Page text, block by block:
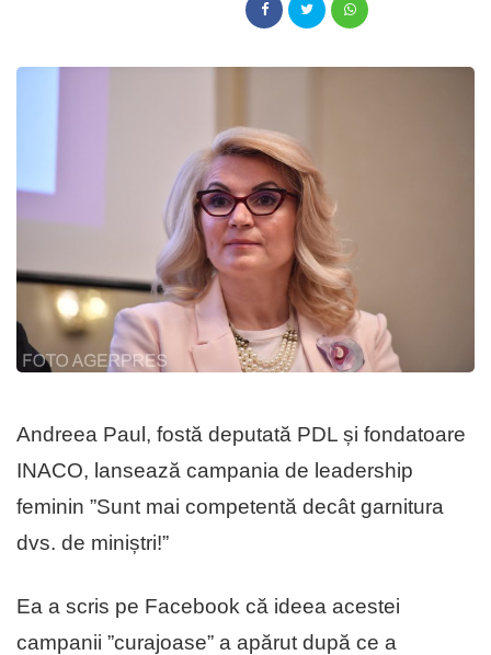
Andreea Paul, fostă deputată PDL și fondatoare
INACO, lansează campania de leadership
feminin ”Sunt mai competentă decât garnitura
dvs. de miniștri!”
Ea a scris pe Facebook că ideea acestei
campanii ”curajoase” a apărut după ce a